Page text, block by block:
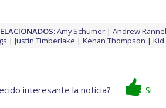
Amy Schumer Andrew
Justin Timberlake Kenan Thompson Kid
interesante la noticia? Si